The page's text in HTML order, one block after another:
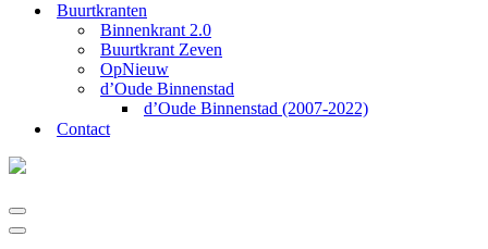
Buurtkranten
Binnenkrant 2.0
Buurtkrant Zeven
OpNieuw
d’Oude Binnenstad
d’Oude Binnenstad (2007-2022)
Contact
Navigatie
Menu
Navigatie